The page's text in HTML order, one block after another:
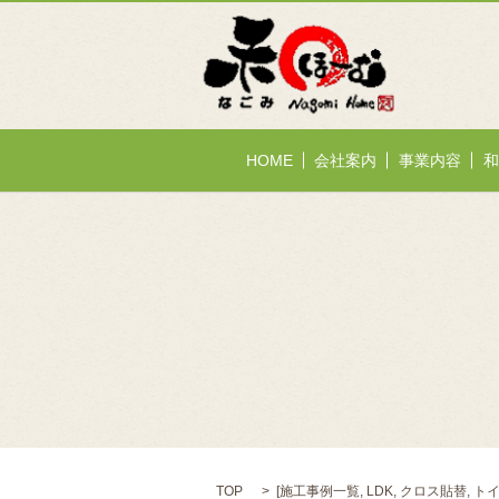
HOME 会社案内 事業内容
TOP [施工事例一覧, LDK, クロス貼替, ト